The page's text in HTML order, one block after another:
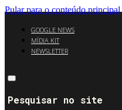
Pular para o conteúdo principal
GOOGLE NEWS
MÍDIA KIT
NEWSLETTER
Pesquisar no site